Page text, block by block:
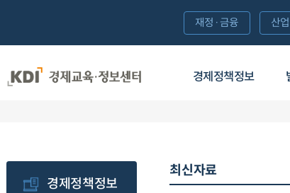
경제정책정보
재정·금융 산
경제정책정보
최신자료